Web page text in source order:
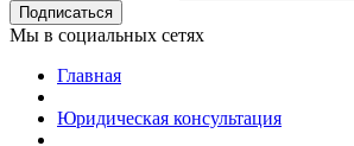
Подписаться
Мы в социальных сетях
Главная
Юридическая консультация